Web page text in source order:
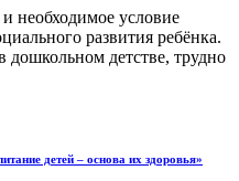
и необходимое условие
развития ребёнка.
дошкольном детстве, трудно
детей – основа их здоровья»